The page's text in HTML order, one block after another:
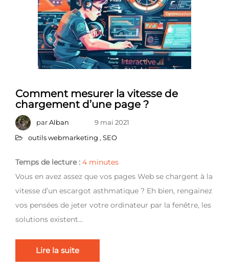
Comment mesurer la vitesse de
chargement d’une page ?
parAlban
9 mai 2021
outils webmarketing , SEO
Temps de lecture : 4 minutes
Vous en avez assez que vos pages Web se chargent à la
vitesse d’un escargot asthmatique ? Eh bien, rengainez
vos pensées de jeter votre ordinateur par la fenêtre, les
solutions existent…
Lire la suite